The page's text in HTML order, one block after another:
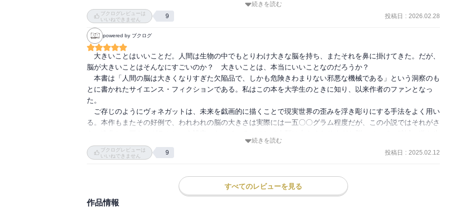
ヴォネガット のユーモアとウイット、引用文についつい笑いを誘われるが、テーマは人類の進化である。
そこに着くまでに設定した百万年という時の流れは、大きな不安を孕んでいる。巨大化した脳は残酷さに寛容で
あり、心の痛みを転嫁し、過ちを進化と勘違いした。
西暦１９８６年、ヴォネガットの描く巨大脳を持つようになった人類の性が、本能に導かれて到達した環境とい
えば、反抗する隙もない、人間性という言葉の影もない、独自に進化を遂げた世界だった。どこか今に通じる現
代世界の姿がかいま見える。煉りに煉られた物語で、その緻密さ巧みさは面白い、登場人物の狂気までも気の利
いたジョーク交じりで進行していく。人々の狂っていく姿は喜劇的でさえある。
現実の１９８６年をググってみると、アメリカは世界の指導者を自認し、レーガンはリビアに経済制裁を加え、
戦艦ミズーリを再就役、ソビエトではチェルノブイリ原子力発電所事故が起き、日本車はどんどん売れ、各社こ
作中、経済危機に瀕し、恐慌に陥る各国は次々に破綻していくが、富豪たちは強いドルと日本円を保有し経済的
語り部は時を越えて人々を描写する。その実態は百万年前にベトナム戦争で死んだ兵士だが、彼は死後の世界に
行かず、ガラパゴス行きの観光船に乗り組み、目に見えない姿で人々に付き従っていく。百万年後まで彼の語り
続きを読む
ブクログレビューは
いいねできません
9 投稿日 : 2026.02.28
powered by ブクログ
大きいことはいいことだ。人間は生物の中でもとりわけ大きな脳を持ち、またそれを鼻に掛けてきた。だが、
脳が大きいことはそんなにすごいのか？　大きいことは、本当にいいことなのだろうか？
本書は「人間の脳は大きくなりすぎた欠陥品で、しかも危険きわまりない邪悪な機械である」という洞察のも
とに書かれたサイエンス・フィクションである。私はこの本を大学生のときに知り、以来作者のファンとなっ
た。
ご存じのようにヴォネガットは、未来を戯画的に描くことで現実世界の歪みを浮き彫りにする手法をよく用い
る。本作もまたその好例で、われわれの脳の大きさは実際には一五〇〇グラム程度だが、この小説ではそれがさ
み始める。
彼一流のユーモアに溢れた表現をいくつか紹介しよう。
──当時の人間のおとなの大部分が、三キログラムもの重さの脳を持っていたのだ！　それほどふくれあがった
思考機械が想像し実行できる邪悪な計画には、およそ限界というものがなかった。
──いくら人間がふえたといっても、この惑星にはまだすべての人間にたっぷりいきわたるだけの食料や燃料な
続きを読む
ブクログレビューは
いいねできません
9 投稿日 : 2025.02.12
すべてのレビューを見る
作品情報